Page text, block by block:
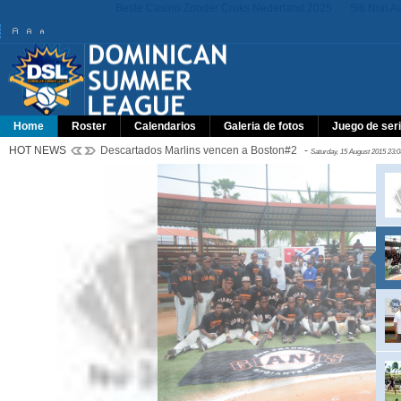
Home Roster Calendarios Galeria de fotos
Juego de
HOT NEWS
Descartados Marlins vencen a Boston#2 - Saturday, 15 August 2015
Giants ganan campeonato DSL de...
RAWLING FOUNDATION SPORTS COMPLEX, Las Américas (dsl),-
El colombiano Andrés Angulo conectó cuadrangular de dos carreras,